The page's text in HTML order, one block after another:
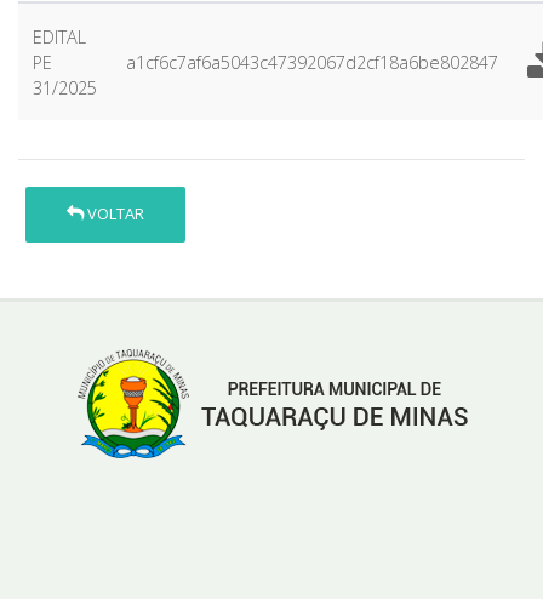
EDITAL
PE
31/2025
a1cf6c7af6a5043c47392067d2cf18a6be802847
VOLTAR